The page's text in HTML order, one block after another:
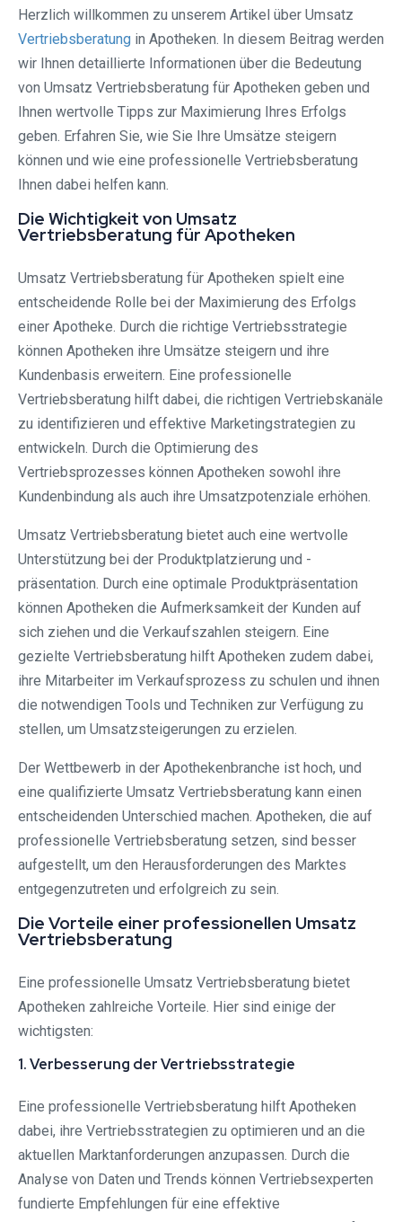
Herzlich willkommen zu unserem Artikel über Umsatz
Vertriebsberatung in Apotheken. In diesem Beitrag werden
wir Ihnen detaillierte Informationen über die Bedeutung
von Umsatz Vertriebsberatung für Apotheken geben und
Ihnen wertvolle Tipps zur Maximierung Ihres Erfolgs
geben. Erfahren Sie, wie Sie Ihre Umsätze steigern
können und wie eine professionelle Vertriebsberatung
Ihnen dabei helfen kann.
Die Wichtigkeit von Umsatz
Vertriebsberatung für Apotheken
Umsatz Vertriebsberatung für Apotheken spielt eine
entscheidende Rolle bei der Maximierung des Erfolgs
einer Apotheke. Durch die richtige Vertriebsstrategie
können Apotheken ihre Umsätze steigern und ihre
Kundenbasis erweitern. Eine professionelle
Vertriebsberatung hilft dabei, die richtigen Vertriebskanäle
zu identifizieren und effektive Marketingstrategien zu
entwickeln. Durch die Optimierung des
Vertriebsprozesses können Apotheken sowohl ihre
Kundenbindung als auch ihre Umsatzpotenziale erhöhen.
Umsatz Vertriebsberatung bietet auch eine wertvolle
Unterstützung bei der Produktplatzierung und -
präsentation. Durch eine optimale Produktpräsentation
können Apotheken die Aufmerksamkeit der Kunden auf
sich ziehen und die Verkaufszahlen steigern. Eine
gezielte Vertriebsberatung hilft Apotheken zudem dabei,
ihre Mitarbeiter im Verkaufsprozess zu schulen und ihnen
die notwendigen Tools und Techniken zur Verfügung zu
stellen, um Umsatzsteigerungen zu erzielen.
Der Wettbewerb in der Apothekenbranche ist hoch, und
eine qualifizierte Umsatz Vertriebsberatung kann einen
entscheidenden Unterschied machen. Apotheken, die auf
professionelle Vertriebsberatung setzen, sind besser
aufgestellt, um den Herausforderungen des Marktes
entgegenzutreten und erfolgreich zu sein.
Die Vorteile einer professionellen Umsatz
Vertriebsberatung
Eine professionelle Umsatz Vertriebsberatung bietet
Apotheken zahlreiche Vorteile. Hier sind einige der
wichtigsten:
1. Verbesserung der Vertriebsstrategie
Eine professionelle Vertriebsberatung hilft Apotheken
dabei, ihre Vertriebsstrategien zu optimieren und an die
aktuellen Marktanforderungen anzupassen. Durch die
Analyse von Daten und Trends können Vertriebsexperten
fundierte Empfehlungen für eine effektive